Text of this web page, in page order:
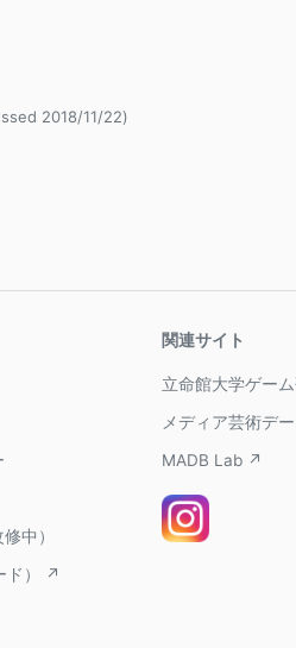
2018/11/22)
中）
ド） ↗
関連サイト
立命館大学ゲー
メディア芸術デ
MADB Lab ↗